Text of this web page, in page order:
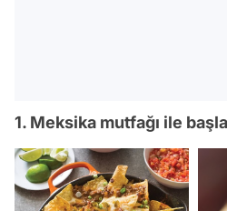
1. Meksika mutfağı ile